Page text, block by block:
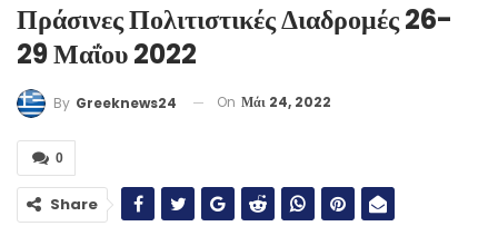
Πράσινες Πολιτιστικές Διαδρομές 26-
29 Μαΐου 2022
By Greeknews24 On Μάι 24, 2022
0
Share